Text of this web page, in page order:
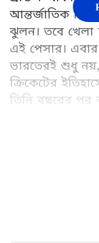
আন্তর্জাতিক
ঝুলন। তবে খেলা
এই পেসার।
ভারতেরই শুধু
ক্রিকেটের
তিনি বছরের পর